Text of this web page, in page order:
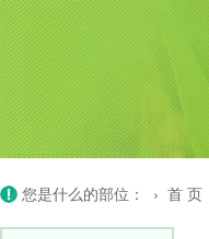
您是什么的部位： › 首 页